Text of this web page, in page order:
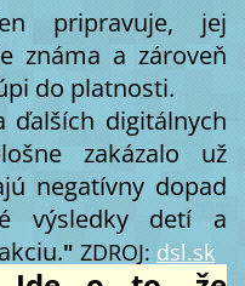
pripravuje, jej
známa a zároveň
do platnosti.
ďalších digitálnych
zakázalo už
negatívny dopad
výsledky detí a
" ZDROJ: dsl.sk